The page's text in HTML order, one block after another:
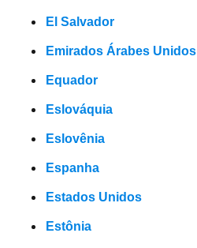
El Salvador
Emirados Árabes Unidos
Equador
Eslováquia
Eslovênia
Espanha
Estados Unidos
Estônia